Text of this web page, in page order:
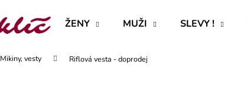
ŽENY MUŽI SLEVY !
Mikiny, vesty Riflová vesta - doprodej